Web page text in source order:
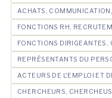
ACHATS, COMMUNICATION,
FONCTIONS RH,
FONCTIONS DIRIGEANTES,
REPRÉSENTANTS DU
ACTEURS DE L'EMPLOI ET
CHERCHEURS,